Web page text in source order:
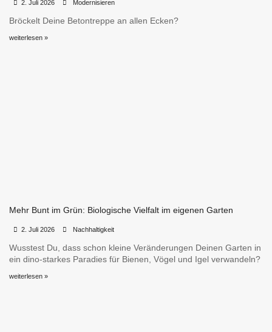
2. Juli 2026 Modernisieren
Bröckelt Deine Betontreppe an allen Ecken?
weiterlesen »
Mehr Bunt im Grün: Biologische Vielfalt im eigenen Garten
2. Juli 2026 Nachhaltigkeit
Wusstest Du, dass schon kleine Veränderungen Deinen Garten in
ein dino-starkes Paradies für Bienen, Vögel und Igel verwandeln?
weiterlesen »